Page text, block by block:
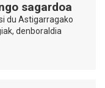
sagardoa
du Astigarragako
denboraldia